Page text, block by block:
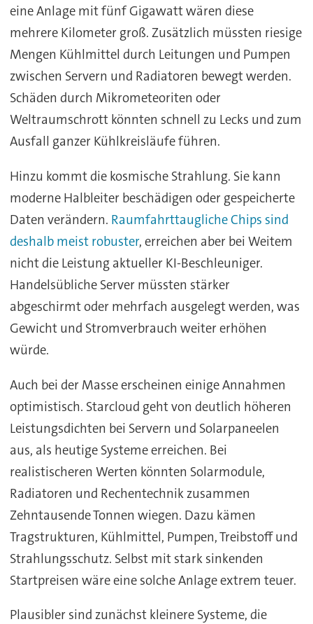
eine Anlage mit fünf Gigawatt wären diese
mehrere Kilometer groß. Zusätzlich müssten riesige
Mengen Kühlmittel durch Leitungen und Pumpen
zwischen Servern und Radiatoren bewegt werden.
Schäden durch Mikrometeoriten oder
Weltraumschrott könnten schnell zu Lecks und zum
Ausfall ganzer Kühlkreisläufe führen.
Hinzu kommt die kosmische Strahlung. Sie kann
moderne Halbleiter beschädigen oder gespeicherte
Daten verändern. Raumfahrttaugliche Chips sind
deshalb meist robuster, erreichen aber bei Weitem
nicht die Leistung aktueller KI-Beschleuniger.
Handelsübliche Server müssten stärker
abgeschirmt oder mehrfach ausgelegt werden, was
Gewicht und Stromverbrauch weiter erhöhen
würde.
Auch bei der Masse erscheinen einige Annahmen
optimistisch. Starcloud geht von deutlich höheren
Leistungsdichten bei Servern und Solarpaneelen
aus, als heutige Systeme erreichen. Bei
realistischeren Werten könnten Solarmodule,
Radiatoren und Rechentechnik zusammen
Zehntausende Tonnen wiegen. Dazu kämen
Tragstrukturen, Kühlmittel, Pumpen, Treibstoff und
Strahlungsschutz. Selbst mit stark sinkenden
Startpreisen wäre eine solche Anlage extrem teuer.
Plausibler sind zunächst kleinere Systeme, die